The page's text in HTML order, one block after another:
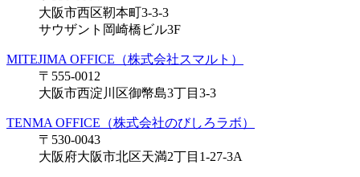
大阪市西区靭本町3-3-3
サウザント岡崎橋ビル3F
MITEJIMA OFFICE（株式会社スマルト）
〒555-0012
大阪市西淀川区御幣島3丁目3-3
TENMA OFFICE（株式会社のびしろラボ）
〒530-0043
大阪府大阪市北区天満2丁目1-27-3A